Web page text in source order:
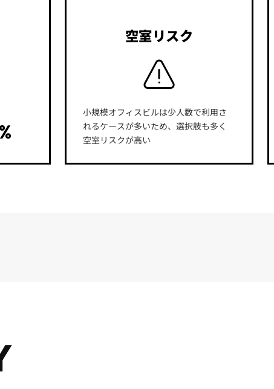
空室リスク
小規模オフィスビルは少人数で利用さ
れるケースが多いため、選択肢も多く
空室リスクが高い